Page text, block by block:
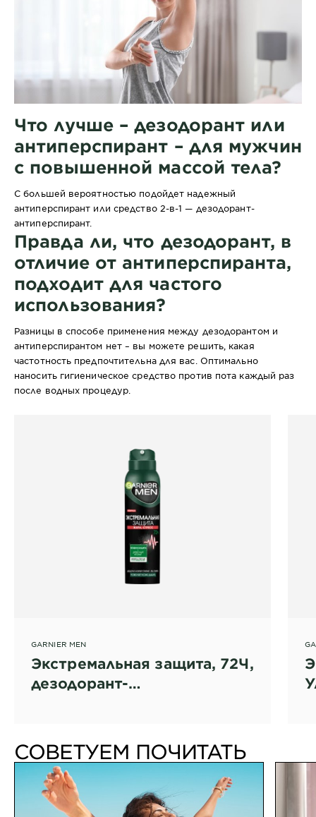
Что лучше – дезодорант или
антиперспирант – для мужчин
с повышенной массой тела?
С большей вероятностью подойдет надежный
антиперспирант или средство 2-в-1 — дезодорант-
антиперспирант.
Правда ли, что дезодорант, в
отличие от антиперспиранта,
подходит для частого
использования?
Разницы в способе применения между дезодорантом и
антиперспирантом нет – вы можете решить, какая
частотность предпочтительна для вас. Оптимально
наносить гигиеническое средство против пота каждый раз
после водных процедур.
GARNIER MEN
Экстремальная защита, 72Ч,
дезодорант-
СОВЕТУЕМ ПОЧИТАТЬ